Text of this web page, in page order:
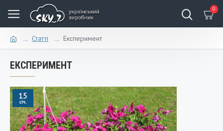
0
Статті Експеримент
ЕКСПЕРИМЕНТ
15
січ.